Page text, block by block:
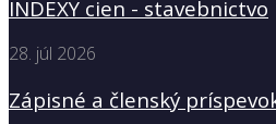
INDEXY cien - stavebnictvo
28. júl 2026
Zápisné a členský